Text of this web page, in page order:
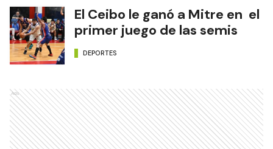
El Ceibo le ganó a Mitre en el
primer juego de las semis
DEPORTES
Ads